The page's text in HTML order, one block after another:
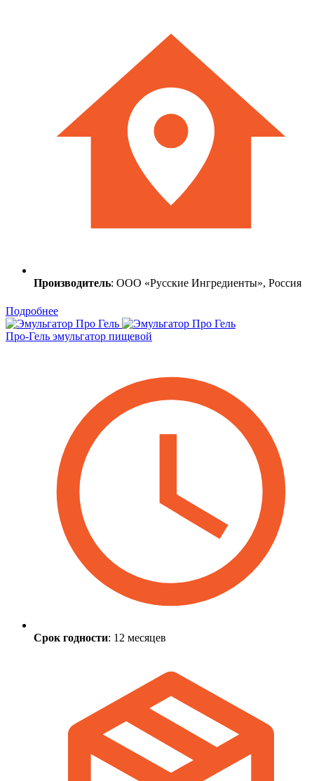
Производитель: ООО «Русские Ингредиенты», Россия
Подробнее
Про-Гель эмульгатор пищевой
Срок годности: 12 месяцев